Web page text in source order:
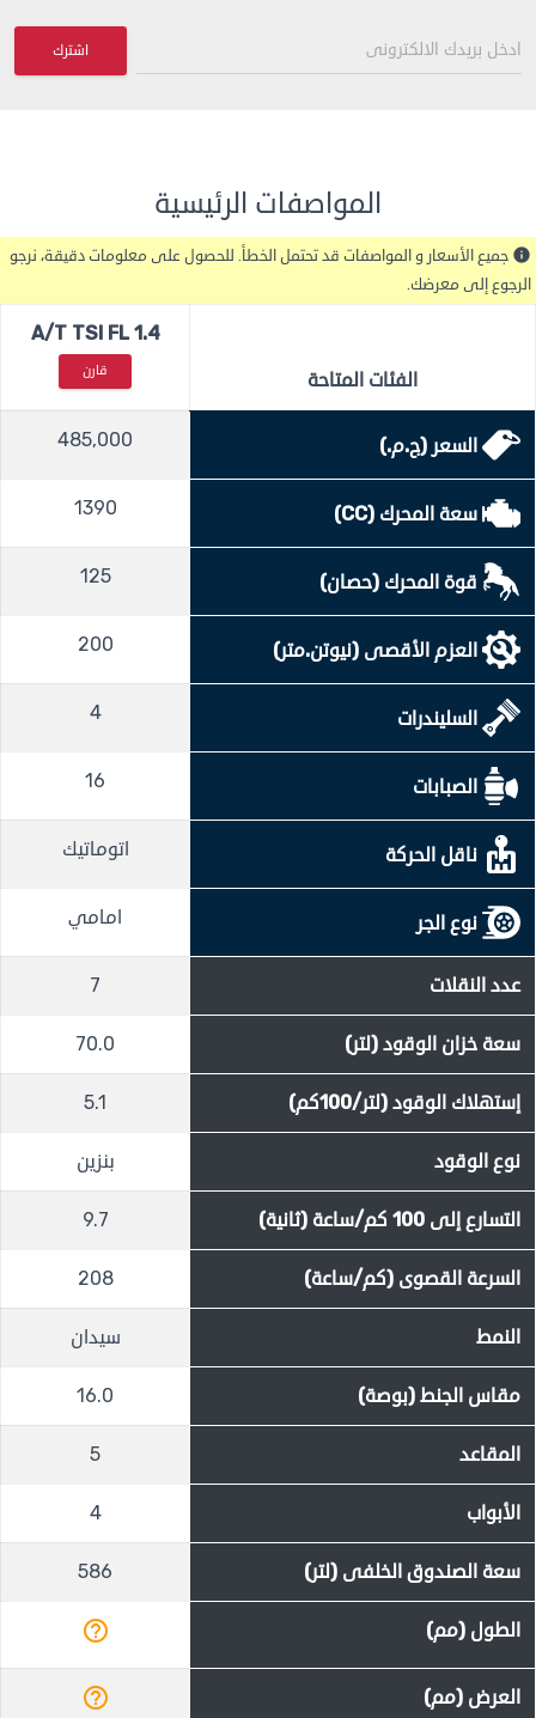
اشترك
المواصفات الرئيسية
info جميع الأسعار و المواصفات قد تحتمل الخطأ. للحصول على معلومات دقيقة، نرجو
الرجوع إلى معرضك.
الفئات المتاحة
1.4 A/T TSI FL
قارن
السعر (ج.م.) 485,000
سعة المحرك (CC) 1390
قوة المحرك (حصان) 125
العزم الأقصى (نيوتن.متر) 200
السليندرات 4
الصبابات 16
ناقل الحركة اتوماتيك
نوع الجر امامي
عدد النقلات 7
سعة خزان الوقود (لتر) 70.0
إستهلاك الوقود (لتر/100كم) 5.1
نوع الوقود بنزين
التسارع إلى 100 كم/ساعة (ثانية) 9.7
السرعة القصوى (كم/ساعة) 208
النمط سيدان
مقاس الجنط (بوصة) 16.0
المقاعد 5
الأبواب 4
سعة الصندوق الخلفى (لتر) 586
الطول (مم) help_outline
العرض (مم) help_outline